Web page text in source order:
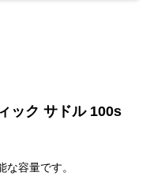
ック サドル 100s
容量です。